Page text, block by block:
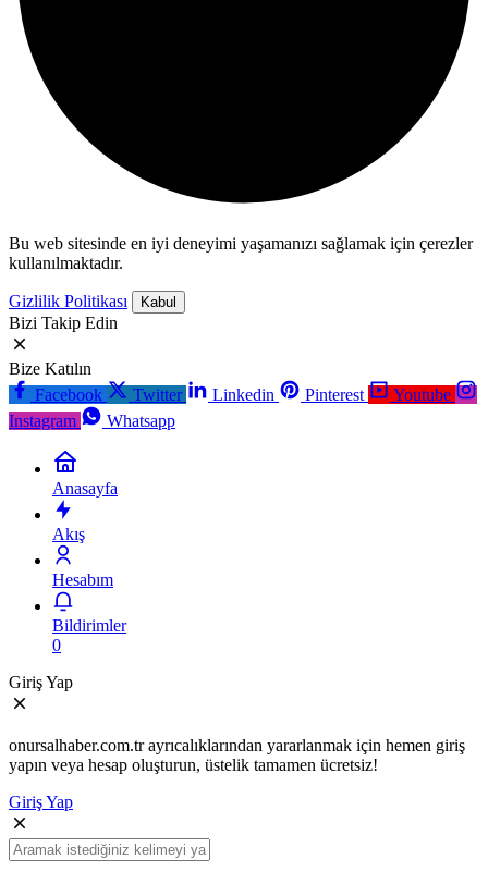
Bu web sitesinde en iyi deneyimi yaşamanızı sağlamak için çerezler
kullanılmaktadır.
Gizlilik Politikası Kabul
Bizi Takip Edin
Bize Katılın
Facebook
Twitter Linkedin Pinterest
Youtube
Instagram
Whatsapp
Anasayfa
Akış
Hesabım
Bildirimler
0
Giriş Yap
onursalhaber.com.tr ayrıcalıklarından yararlanmak için hemen giriş
yapın veya hesap oluşturun, üstelik tamamen ücretsiz!
Giriş Yap